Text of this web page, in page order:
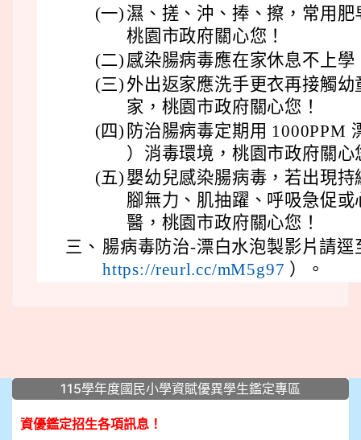
(一) 濕、搓、沖、捧、擦，常用
桃園市政府關心您！
(二) 感染腸病毒應在家休息不上
(三) 外出返家應洗手更衣再接觸
家，桃園市政府關心您！
(四) 防治腸病毒定期用 1000PPM
）消毒環境，桃園市政府關心
(五) 嬰幼兒感染腸病毒，若出現
腳無力、肌抽躍、呼吸急促
醫，桃園市政府關心您！
三、 腸病毒防治-漂白水泡製影片請
https://reurl.cc/mM5g97 ）。
::: 115學年度國民小學資賦優異學生鑑定專區
資優鑑定招生各項訊息！